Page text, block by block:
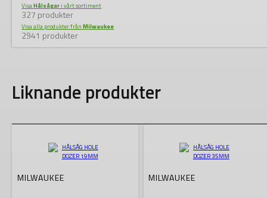
VisaHålsågar i vårt sortiment
327 produkter
Visa alla produkter frånMilwaukee
2941 produkter
Liknande produkter
MILWAUKEE MILWAUKEE